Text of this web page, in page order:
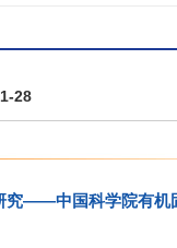
28
究——中国科学院有机